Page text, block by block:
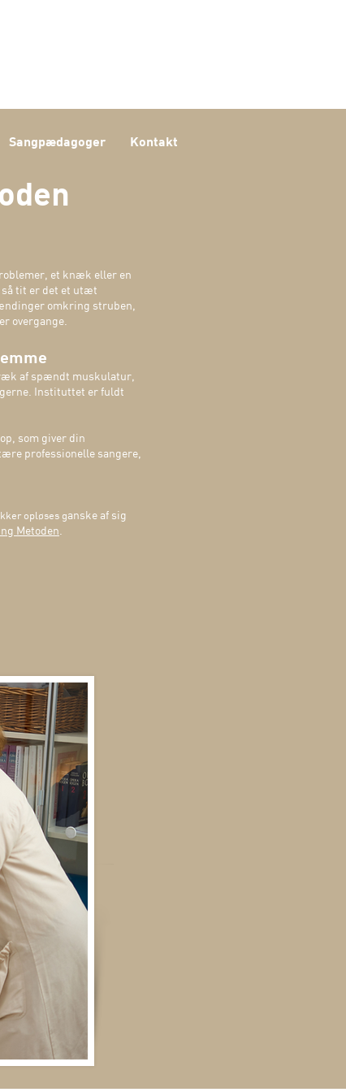
Sangpædagoger Kontakt
et knæk eller en
så tit er det et utæt
omkring struben,
overgange.
af spændt muskulatur,
Instituttet er fuldt
som giver din
professionelle sangere,
opløses ganske af sig
Metoden.